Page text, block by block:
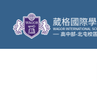
葳
格